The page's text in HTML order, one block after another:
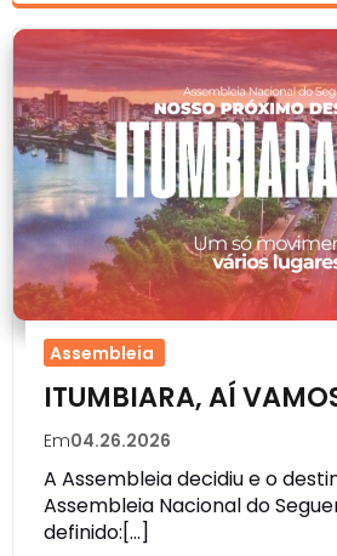
Assembleia
ITUMBIARA, AÍ
Em04.26.2026
A Assembleia decidiu e o
Assembleia Nacional do
definido:[…]